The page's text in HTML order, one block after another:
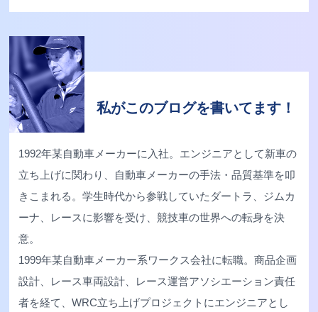
私がこのブログを書いてます！
1992年某自動車メーカーに入社。エンジニアとして新車の
立ち上げに関わり、自動車メーカーの手法・品質基準を叩
きこまれる。学生時代から参戦していたダートラ、ジムカ
ーナ、レースに影響を受け、競技車の世界への転身を決
意。
1999年某自動車メーカー系ワークス会社に転職。商品企画
設計、レース車両設計、レース運営アソシエーション責任
者を経て、WRC立ち上げプロジェクトにエンジニアとし